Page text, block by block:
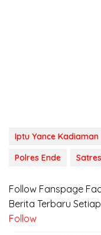
Iptu Yance Kadiaman
Polres Ende
Follow Fanspage
Berita Terbaru
Follow